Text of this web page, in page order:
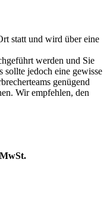
statt und wird über eine
werden und Sie
sollte jedoch eine gewisse
genügend
Wir empfehlen, den